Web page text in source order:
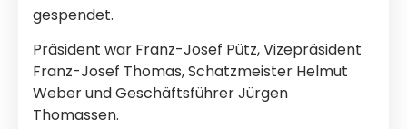
gespendet.
Präsident war Franz-Josef Pütz, Vizepräsident
Franz-Josef Thomas, Schatzmeister Helmut
Weber und Geschäftsführer Jürgen
Thomassen.